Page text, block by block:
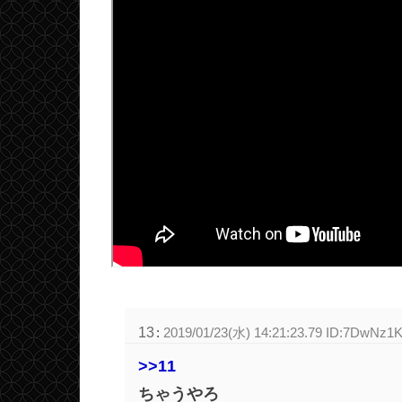
13: 2019/01/23(水) 14:21:23.79
>>11
ちゃうやろ